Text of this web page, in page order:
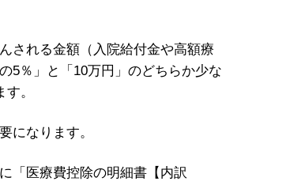
される金額（入院給付金や高額療
5％」と「10万円」のどちらか少な
。
になります。
「医療費控除の明細書【内訳